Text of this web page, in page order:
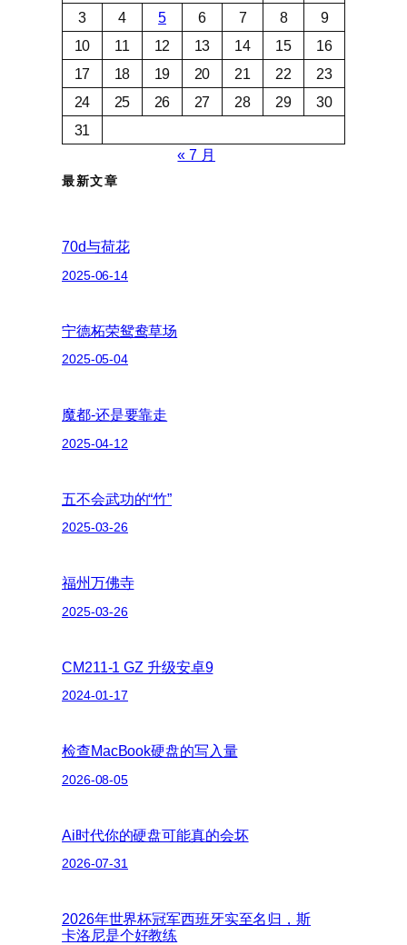
3 4 5 6 7 8
9
10
11 12 13 14 15
16
17
18 19 20 21 22
23
24
25 26 27 28 29
30
31
« 7 月
最新文章
70d与荷花
2025-06-14
宁德柘荣鸳鸯草场
2025-05-04
魔都-还是要靠走
2025-04-12
五不会武功的“竹”
2025-03-26
福州万佛寺
2025-03-26
CM211-1 GZ 升级安卓9
2024-01-17
检查MacBook硬盘的写入量
2026-08-05
Ai时代你的硬盘可能真的会坏
2026-07-31
2026年世界杯冠军西班牙实至名归，斯
卡洛尼是个好教练